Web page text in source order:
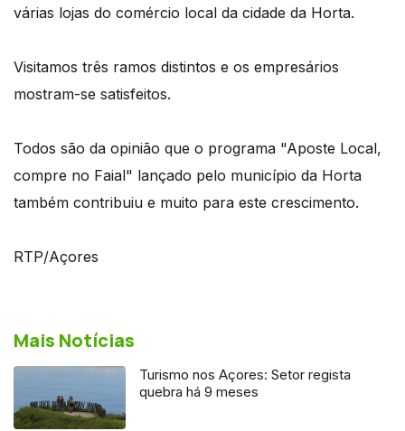
várias lojas do comércio local da cidade da Horta.
Visitamos três ramos distintos e os empresários
mostram-se satisfeitos.
Todos são da opinião que o programa "Aposte Local,
compre no Faial" lançado pelo município da Horta
também contribuiu e muito para este crescimento.
RTP/Açores
Mais Notícias
Turismo nos Açores: Setor regista
quebra há 9 meses